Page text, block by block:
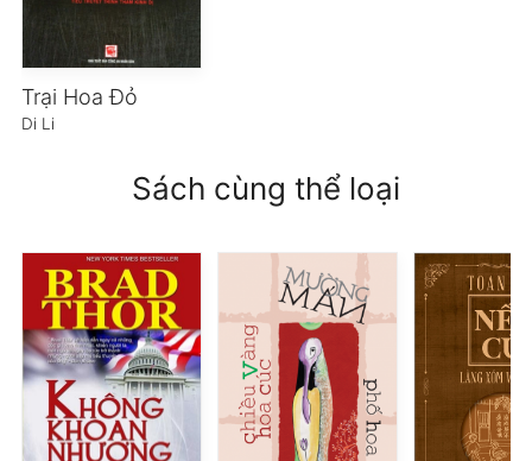
Trại Hoa Đỏ
Di Li
Sách cùng thể loại